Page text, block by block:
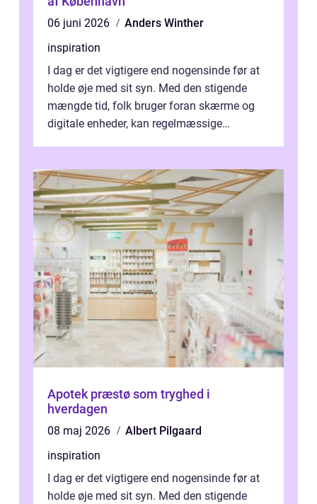
06 juni 2026
Anders Winther
inspiration
I dag er det vigtigere end nogensinde før at
holde øje med sit syn. Med den stigende
mængde tid, folk bruger foran skærme og
digitale enheder, kan regelmæssige
Apotek præstø som tryghed i
hverdagen
08 maj 2026
Albert Pilgaard
inspiration
I dag er det vigtigere end nogensinde før at
holde øje med sit syn. Med den stigende